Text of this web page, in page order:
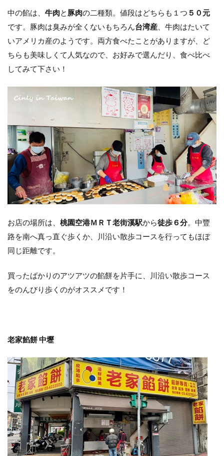
中の餡は、 牛肉と 豚肉の二種類。値段はどちらも１つ ５０元
です。豚肉は臭みが全くないもちろん台湾産 、牛肉はたいて
いアメリカ産のようです。両方食べたことがありますが、ど
ちらも美味しくて人気なので、お好みで選んだり、食べ比べ
してみて下さい！
お店の場所は、 桃園空港ＭＲＴ老街溪駅から徒歩６分。中豐
路を南へ真っ直ぐ歩くか、川沿い散歩コースを行ってもほぼ
同じ距離です。
買ったばかりのアツアツの餡餅を片手に、川沿い散歩コース
をのんびり歩くのがオススメです！
老家餡餅 中壢